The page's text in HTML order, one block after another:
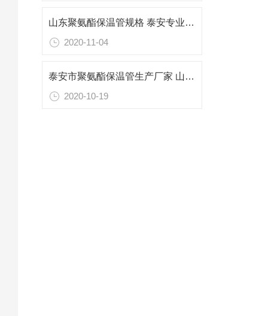
山东聚氨酯保温管规格 泰安专业防腐保温材料
2020-11-04
泰安市聚氨酯保温管生产厂家 山东专业防腐保温材料
2020-10-19